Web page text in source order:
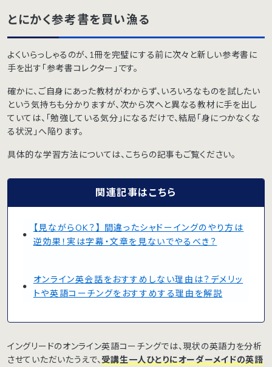
とにかく参考書を買い漁る
よくいらっしゃるのが、1冊を完璧にする前に次々と新しい参考書に
手を出す「参考書コレクター」です。
確かに、ご自身にあった教材がわからず、いろいろなものを試したい
という気持ちも分かりますが、次から次へと異なる教材に手を出し
ていては、「勉強している気分」になるだけで、結局「身につかなくな
る状況」へ陥ります。
具体的な学習方法については、こちらの記事もご覧ください。
関連記事はこちら
【見ながらOK？】 間違ったシャドーイングのやり方は
逆効果！実は字幕・文章を見ないでやるべき？
オンライン英会話をおすすめしない理由は？デメリッ
トや英語コーチングをおすすめする理由を解説
イングリードのオンライン英語コーチングでは、現状の英語力を分析
させていただいたうえで、受講生一人ひとりにオーダーメイドの英語